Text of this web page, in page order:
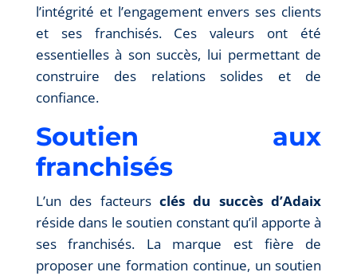
l’intégrité et l’engagement envers ses clients
et ses franchisés. Ces valeurs ont été
essentielles à son succès, lui permettant de
construire des relations solides et de
confiance.
Soutien aux
franchisés
L’un des facteurs clés du succès d’Adaix
réside dans le soutien constant qu’il apporte à
ses franchisés. La marque est fière de
proposer une formation continue, un soutien